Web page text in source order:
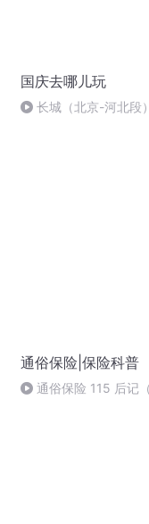
国庆去哪儿玩
长城（北京-河北段）
通俗保险|保险科普
通俗保险 115 后记（